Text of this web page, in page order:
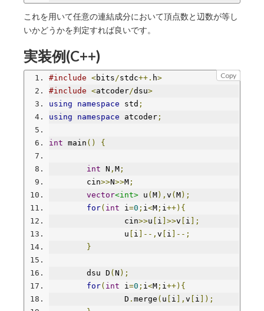
これを用いて任意の連結成分において頂点数と辺数が等し
いかどうかを判定すれば良いです。
実装例(C++)
Copy
#include <bits/stdc++. h>
#include <atcoder/dsu>
using
namespace std ;
using
namespace atcoder ;
int main () {
int N , M ;
	cin
>>N>>M ;
vector<int> u ( M), v ( M);
for( int i=0 ; i<M ; i++){
		cin
>>u i ]>>v i ];
		u
i ]--, v i ]--;
}
	dsu D
( N );
for( int i=0 ; i<M ; i++){
		D
. merge ( u i ], v i ]);